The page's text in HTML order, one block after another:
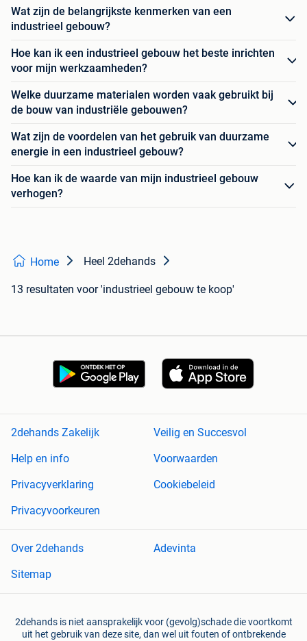
Wat zijn de belangrijkste kenmerken van een
industrieel gebouw?
Hoe kan ik een industrieel gebouw het beste inrichten
voor mijn werkzaamheden?
Welke duurzame materialen worden vaak gebruikt bij
de bouw van industriële gebouwen?
Wat zijn de voordelen van het gebruik van duurzame
energie in een industrieel gebouw?
Hoe kan ik de waarde van mijn industrieel gebouw
verhogen?
Home Heel 2dehands
13 resultaten voor 'industrieel gebouw te koop'
2dehands Zakelijk
Veilig en Succesvol
Help en info
Voorwaarden
Privacyverklaring
Cookiebeleid
Privacyvoorkeuren
Over 2dehands
Adevinta
Sitemap
2dehands is niet aansprakelijk voor (gevolg)schade die voortkomt
uit het gebruik van deze site, dan wel uit fouten of ontbrekende